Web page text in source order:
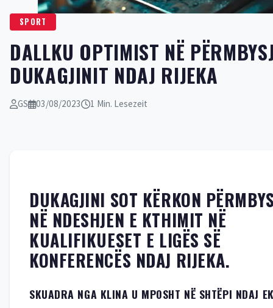
SPORT
DALLKU OPTIMIST NË
DUKAGJINIT NDAJ RIJEKA
GS 03/08/2023 1 Min. Lesezeit
DUKAGJINI SOT KËRKON
NË NDESHJEN E KTHIMIT NË
KUALIFIKUESET E LIGËS SË
KONFERENCËS NDAJ RIJEKA.
SKUADRA NGA KLINA U MPOSHT NË SHTËPI NDAJ